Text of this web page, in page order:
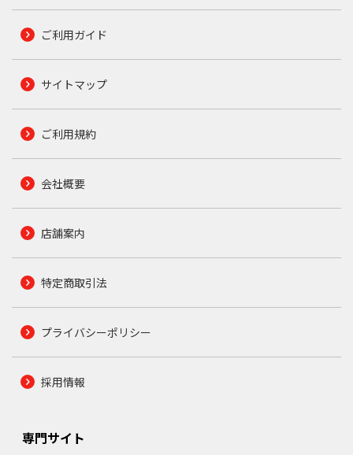
ご利用ガイド
サイトマップ
ご利用規約
会社概要
店舗案内
特定商取引法
プライバシーポリシー
採用情報
専門サイト